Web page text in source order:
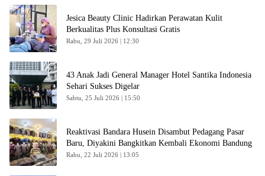
Jesica Beauty Clinic Hadirkan Perawatan Kulit
Berkualitas Plus Konsultasi Gratis
Rabu, 29 Juli 2026 | 12:30
43 Anak Jadi General Manager Hotel Santika Indonesia
Sehari Sukses Digelar
Sabtu, 25 Juli 2026 | 15:50
Reaktivasi Bandara Husein Disambut Pedagang Pasar
Baru, Diyakini Bangkitkan Kembali Ekonomi Bandung
Rabu, 22 Juli 2026 | 13:05